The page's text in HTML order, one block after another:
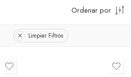
Ordenar por
Limpiar Filtros